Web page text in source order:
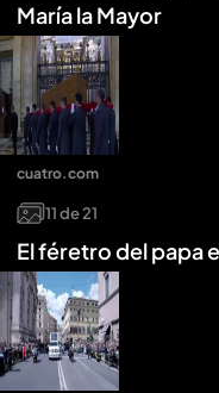
María la Mayor
11de21
El féretro del papa
cuatro.com